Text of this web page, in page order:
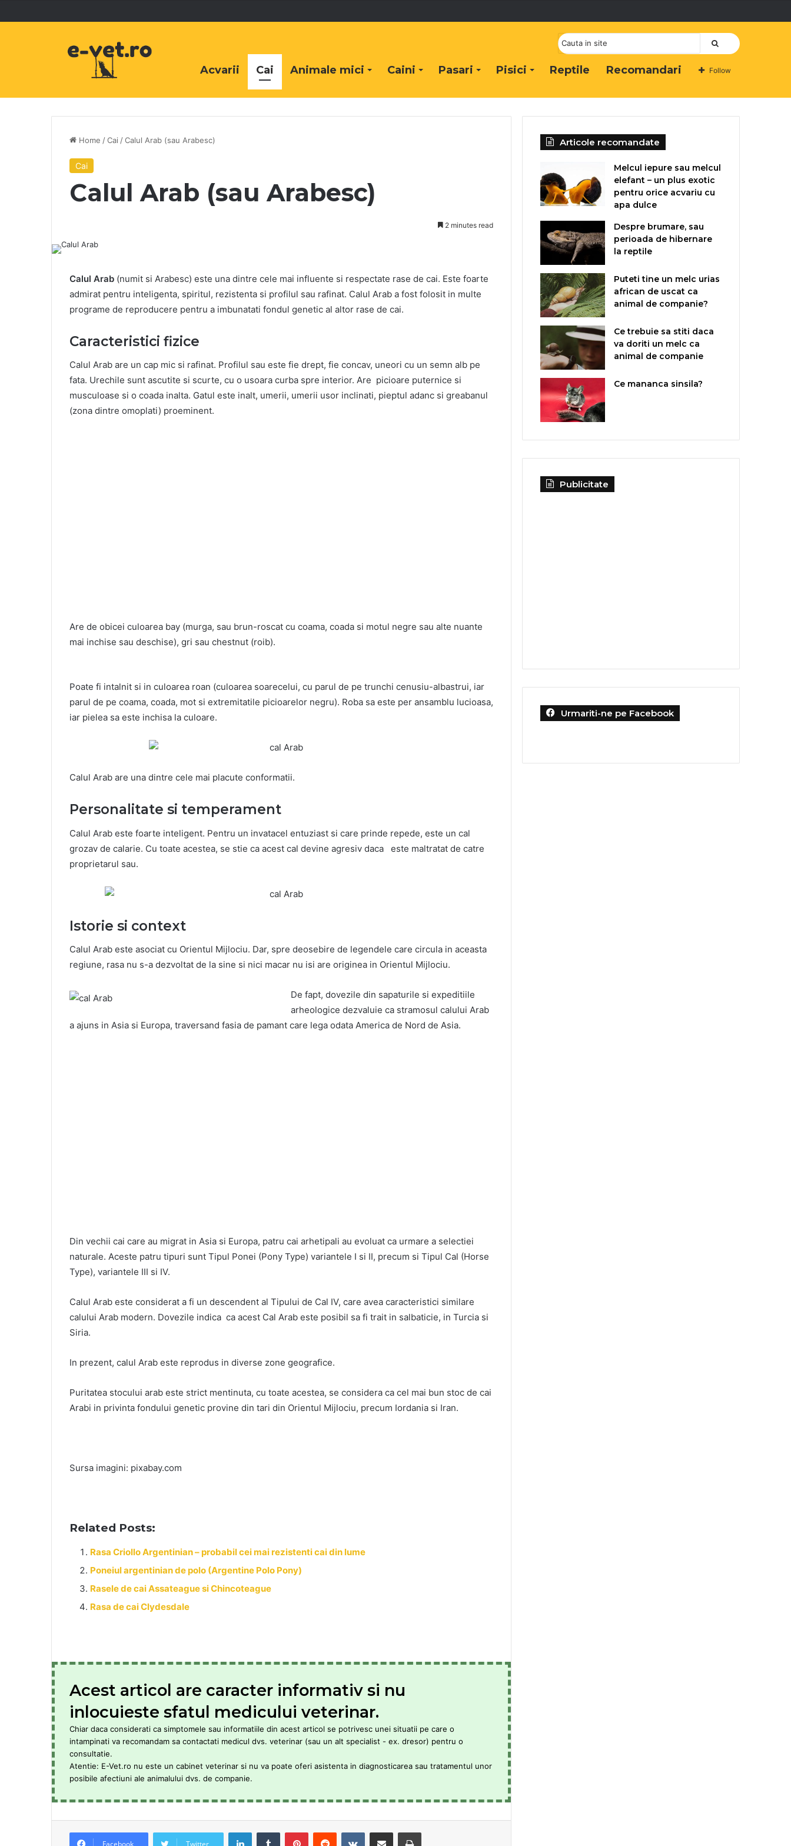
Cauta
Acvarii Cai Animale mici Caini Pasari Pisici Reptile Recomandari Follow
Home /Cai /Calul Arab (sau Arabesc)
Cai
Calul Arab (sau Arabesc)
2 minutes read
Calul Arab (numit si Arabesc) este una dintre cele mai influente si respectate rase de cai. Este foarte
admirat pentru inteligenta, spiritul, rezistenta si profilul sau rafinat. Calul Arab a fost folosit in multe
programe de reproducere pentru a imbunatati fondul genetic al altor rase de cai.
Caracteristici fizice
Calul Arab are un cap mic si rafinat. Profilul sau este fie drept, fie concav, uneori cu un semn alb pe
fata. Urechile sunt ascutite si scurte, cu o usoara curba spre interior. Are picioare puternice si
musculoase si o coada inalta. Gatul este inalt, umerii, umerii usor inclinati, pieptul adanc si greabanul
(zona dintre omoplati) proeminent.
Are de obicei culoarea bay (murga, sau brun-roscat cu coama, coada si motul negre sau alte nuante
mai inchise sau deschise), gri sau chestnut (roib).
Poate fi intalnit si in culoarea roan (culoarea soarecelui, cu parul de pe trunchi cenusiu-albastrui, iar
parul de pe coama, coada, mot si extremitatile picioarelor negru). Roba sa este per ansamblu lucioasa,
iar pielea sa este inchisa la culoare.
Calul Arab are una dintre cele mai placute conformatii.
Personalitate si temperament
Calul Arab este foarte inteligent. Pentru un invatacel entuziast si care prinde repede, este un cal
grozav de calarie. Cu toate acestea, se stie ca acest cal devine agresiv daca este maltratat de catre
proprietarul sau.
Istorie si context
Calul Arab este asociat cu Orientul Mijlociu. Dar, spre deosebire de legendele care circula in aceasta
regiune, rasa nu s-a dezvoltat de la sine si nici macar nu isi are originea in Orientul Mijlociu.
De fapt, dovezile din sapaturile si expeditiile
arheologice dezvaluie ca stramosul calului Arab
a ajuns in Asia si Europa, traversand fasia de pamant care lega odata America de Nord de Asia.
Din vechii cai care au migrat in Asia si Europa, patru cai arhetipali au evoluat ca urmare a selectiei
naturale. Aceste patru tipuri sunt Tipul Ponei (Pony Type) variantele I si II, precum si Tipul Cal (Horse
Type), variantele III si IV.
Calul Arab este considerat a fi un descendent al Tipului de Cal IV, care avea caracteristici similare
calului Arab modern. Dovezile indica ca acest Cal Arab este posibil sa fi trait in salbaticie, in Turcia si
Siria.
In prezent, calul Arab este reprodus in diverse zone geografice.
Puritatea stocului arab este strict mentinuta, cu toate acestea, se considera ca cel mai bun stoc de cai
Arabi in privinta fondului genetic provine din tari din Orientul Mijlociu, precum Iordania si Iran.
Sursa imagini: pixabay.com
Related Posts:
Rasa Criollo Argentinian – probabil cei mai rezistenti cai din lume
Poneiul argentinian de polo (Argentine Polo Pony)
Rasele de cai Assateague si Chincoteague
Rasa de cai Clydesdale
Acest articol are caracter informativ si nu
inlocuieste sfatul medicului veterinar.
Chiar daca considerati ca simptomele sau informatiile din acest articol se potrivesc unei situatii pe care o
intampinati va recomandam sa contactati medicul dvs. veterinar (sau un alt specialist - ex. dresor) pentru o
consultatie.
Atentie: E-Vet.ro nu este un cabinet veterinar si nu va poate oferi asistenta in diagnosticarea sau tratamentul unor
posibile afectiuni ale animalului dvs. de companie.
Facebook Twitter
Articole recomandate
Melcul iepure sau melcul
elefant – un plus exotic
pentru orice acvariu cu
apa dulce
Despre brumare, sau
perioada de hibernare
la reptile
Puteti tine un melc urias
african de uscat ca
animal de companie?
Ce trebuie sa stiti daca
va doriti un melc ca
animal de companie
Ce mananca sinsila?
Publicitate
Urmariti-ne pe Facebook